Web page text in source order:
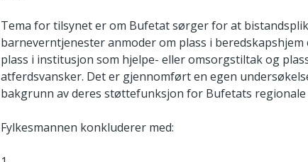
Tema for tilsynet er om Bufetat sørger for at
barneverntjenester anmoder om plass i
plass i institusjon som hjelpe- eller omsorgstiltak og
atferdsvansker. Det er gjennomført en egen
bakgrunn av deres støttefunksjon for Bufetats
Fylkesmannen konkluderer med: